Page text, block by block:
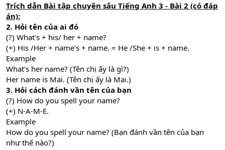
Trích dẫn Bài tập chuyên sâu Tiếng Anh 3 - Bài 2 (có đáp
án):
2. Hỏi tên của ai đó
(?) What's + his/ her + name?
(+) His /Her + name's + name. = He /She + is + name.
Example
What's her name? (Tên chị ấy là gì?)
Her name is Mai. (Tên chị ấy là Mai.)
3. Hỏi cách đánh vần tên của bạn
(?) How do you spell your name?
(+) N-A-M-E.
Example
How do you spell your name? (Bạn đánh vần tên của bạn
như thế nào?)